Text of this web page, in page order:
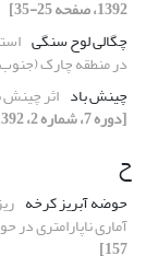
1392، صفحه 25-35]
چگالی لوح سنگی
در منطقه چارک (جنوب
چینش باد اثر چینش
[دوره 7، شماره 2، 1392، صفحه 114-127]
ح
حوضه آبریز کرخه
آماری ناپارامتری در
157]